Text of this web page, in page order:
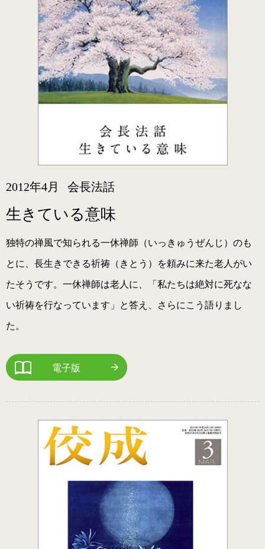
2012年4月 会長法話
生きている意味
独特の禅風で知られる一休禅師（いっきゅうぜんじ）のも
とに、長生きできる祈祷（きとう）を頼みに来た老人がい
たそうです。一休禅師は老人に、「私たちは絶対に死なな
い祈祷を行なっています」と答え、さらにこう語りまし
た。
電子版